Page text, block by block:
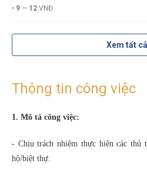
• 9 — 12 VNĐ
Xem tất cả
Thông tin công việc
1. Mô tả công việc:
- Chịu trách nhiệm thực hiện các thủ
hộ/biệt thự.